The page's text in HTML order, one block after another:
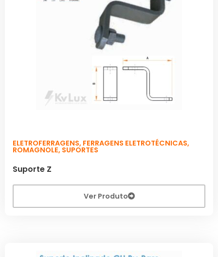
ELETROFERRAGENS, FERRAGENS ELETROTÉCNICAS,
ROMAGNOLE, SUPORTES
Suporte Z
Ver Produto